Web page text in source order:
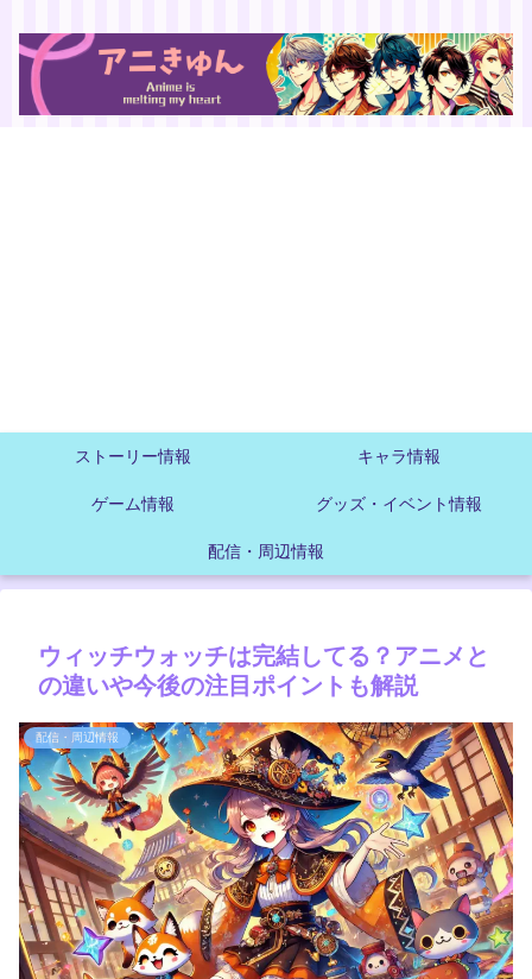
ストーリー情報 キャラ情報
ゲーム情報 グッズ・イベント情報
配信・周辺情報
ウィッチウォッチは完結してる？アニメと
の違いや今後の注目ポイントも解説
配信・周辺情報